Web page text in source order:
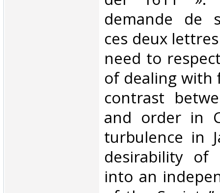
demande de
ces deux
need to
of dealing with
contrast
and order in
turbulence in
desirability of
into an